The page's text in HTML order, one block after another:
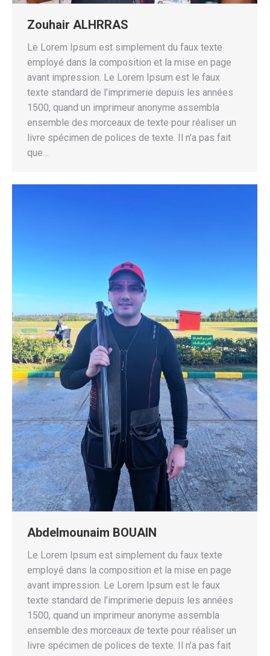
Zouhair ALHRRAS
Le Lorem Ipsum est simplement du faux texte
employé dans la composition et la mise en page
avant impression. Le Lorem Ipsum est le faux
texte standard de l’imprimerie depuis les années
1500, quand un imprimeur anonyme assembla
ensemble des morceaux de texte pour réaliser un
livre spécimen de polices de texte. Il n’a pas fait
que…
Abdelmounaim BOUAIN
Le Lorem Ipsum est simplement du faux texte
employé dans la composition et la mise en page
avant impression. Le Lorem Ipsum est le faux
texte standard de l’imprimerie depuis les années
1500, quand un imprimeur anonyme assembla
ensemble des morceaux de texte pour réaliser un
livre spécimen de polices de texte. Il n’a pas fait